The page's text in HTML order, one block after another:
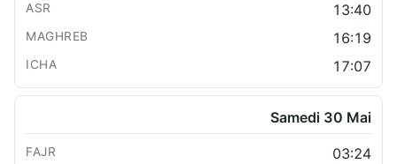
13:40
16:19
17:07
Samedi 30 Mai
03:24